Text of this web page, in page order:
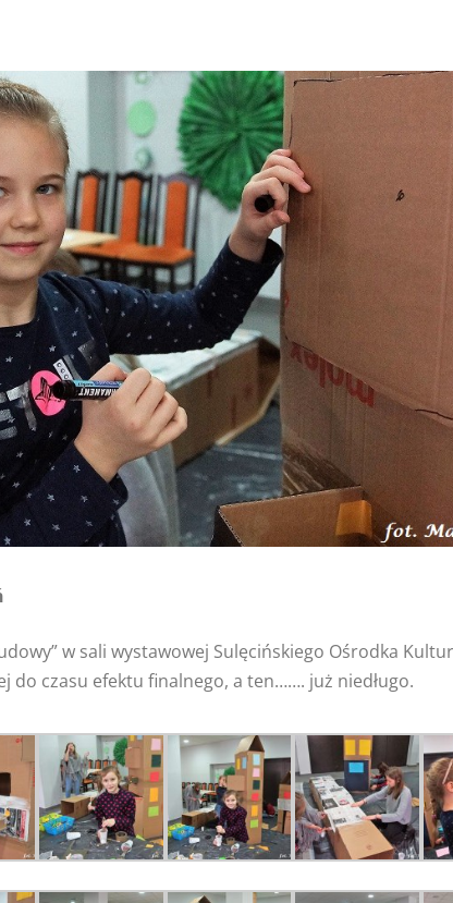
w sali wystawowej Sulęcińskiego Ośrodka
do czasu efektu finalnego, a ten……. już niedługo.